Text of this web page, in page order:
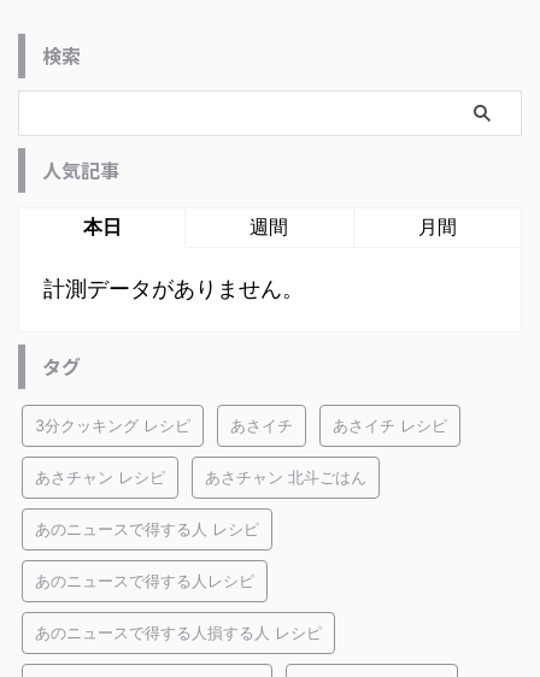
検索
人気記事
本日 週間 月間
計測データがありません。
タグ
3分クッキング レシピ あさイチ あさイチ レシピ
あさチャン レシピ あさチャン 北斗ごはん
あのニュースで得する人 レシピ
あのニュースで得する人レシピ
あのニュースで得する人損する人 レシピ